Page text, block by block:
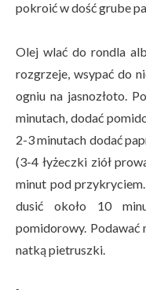
pokroić w dość grube
Olej wlać do rondla
rozgrzeje, wsypać do
ogniu na jasnozłoto.
minutach, dodać
2-3 minutach dodać
(3-4 łyżeczki ziół
minut pod
dusić około 10
pomidorowy. Podawać
natką pietruszki.